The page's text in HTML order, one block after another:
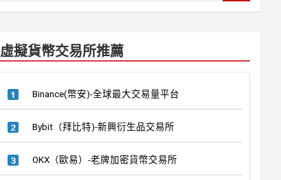
虛擬貨幣交易所推薦
Binance(幣安)-全球最大交易量平台
Bybit（拜比特)-新興衍生品交易所
OKX（歐易）-老牌加密貨幣交易所